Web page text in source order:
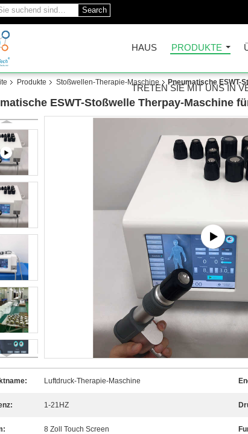
Search
HAUS PRODUKTE
TRETEN SIE MIT UNS IN
Produkte Stoßwellen-Therapie-Maschine Pneumatische ESWT-
ESWT-Stoßwelle Therpay-Maschine
Luftdruck-Therapie-Maschine
1-21HZ
8 Zoll Touch Screen